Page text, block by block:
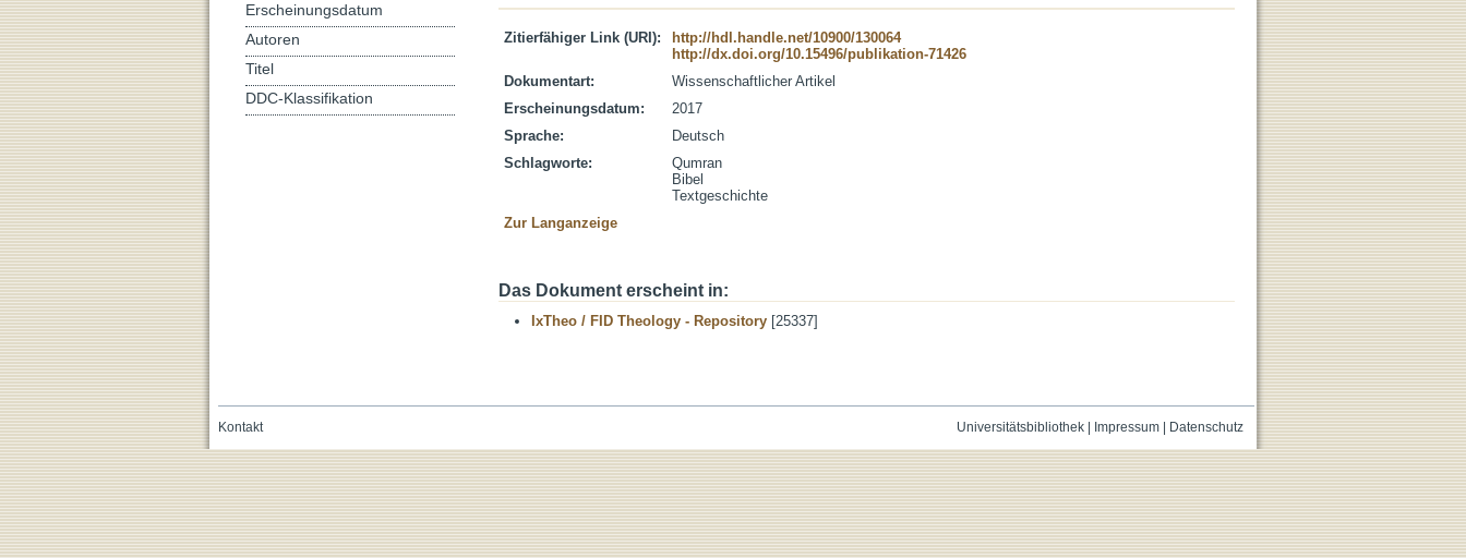
Zitierfähiger Link (URI):
http://hdl.handle.net/10900/130064
http://dx.doi.org/10.15496/publikation-71426
Dokumentart:
Wissenschaftlicher Artikel
Erscheinungsdatum:
2017
Sprache:
Deutsch
Schlagworte:
Qumran
Bibel
Textgeschichte
Zur Langanzeige
Das Dokument erscheint in:
IxTheo / FID Theology - Repository [25337]
Erscheinungsdatum
Autoren
Titel
DDC-Klassifikation
Universitätsbibliothek| Impressum| Datenschutz
Kontakt